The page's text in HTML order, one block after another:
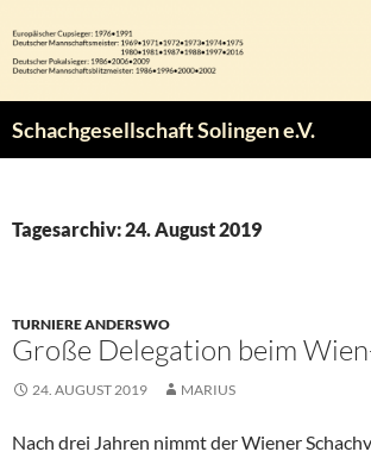
Inhalt
springen
Schachgesellschaft Solingen e.V.
Tagesarchiv: 24. August 2019
TURNIERE ANDERSWO
Große Delegation beim
24. AUGUST 2019 MARIUS
Nach drei Jahren nimmt der Wiener